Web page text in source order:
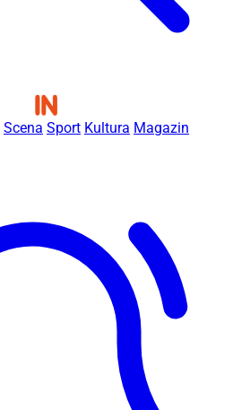
Scena Sport Kultura Magazin